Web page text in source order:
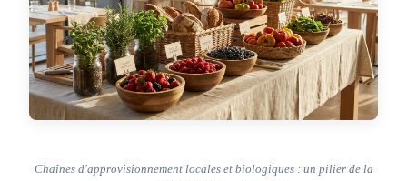
Chaînes d'approvisionnement locales et biologiques : un pilier de la